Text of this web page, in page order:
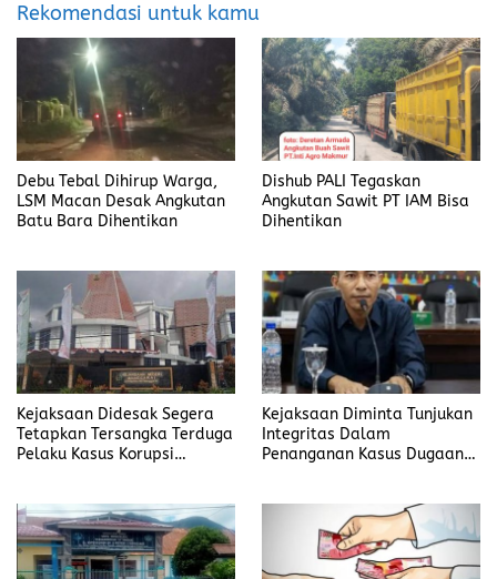
Rekomendasi untuk kamu
Debu Tebal Dihirup Warga,
LSM Macan Desak Angkutan
Batu Bara Dihentikan
Dishub PALI Tegaskan
Angkutan Sawit PT IAM Bisa
Dihentikan
Kejaksaan Didesak Segera
Tetapkan Tersangka Terduga
Pelaku Kasus Korupsi
Kejaksaan Diminta Tunjukan
Integritas Dalam
Penanganan Kasus Dugaan